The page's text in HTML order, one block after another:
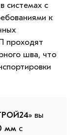
системах с
к
проходят
шва, что
» вы
ммс